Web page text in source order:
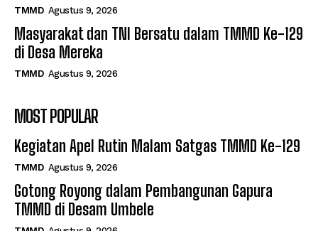
TMMD Agustus 9, 2026
Masyarakat dan TNI Bersatu dalam TMMD Ke-129
di Desa Mereka
TMMD Agustus 9, 2026
MOST POPULAR
Kegiatan Apel Rutin Malam Satgas TMMD Ke-129
TMMD Agustus 9, 2026
Gotong Royong dalam Pembangunan Gapura
TMMD di Desam Umbele